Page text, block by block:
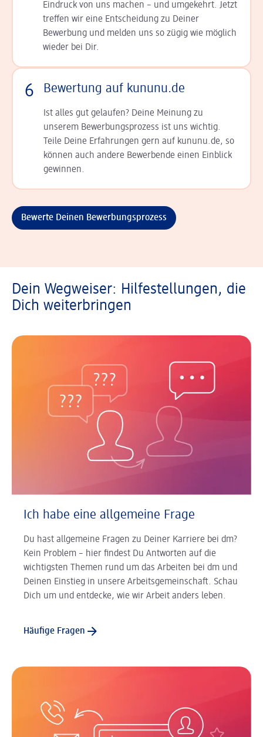
Ein­druck von uns machen – und umgekehrt. Jetzt
tref­fen wir eine Entscheidung zu Deiner
Bewerbung und melden uns so zügig wie möglich
wieder bei Dir.
6 Bewertung auf kununu.de
Ist alles gut gelaufen? Deine Meinung zu
unserem Bewerbungsprozess ist uns wichtig.
Teile Deine Erfahrungen gern auf kununu.de, so
können auch andere Bewerbende einen Einblick
gewinnen.
Bewerte Deinen Bewerbungsprozess
Dein Wegweiser: Hilfestellungen, die
Dich weiterbringen
Ich habe eine allgemeine Frage
Du hast allgemeine Fragen zu Deiner Karriere bei dm?
Kein Problem – hier findest Du Antworten auf die
wichtigsten Themen rund um das Arbeiten bei dm und
Deinen Einstieg in unsere Arbeitsgemeinschaft. Schau
Dich um und entdecke, wie wir Arbeit anders leben.
Häufige Fragen